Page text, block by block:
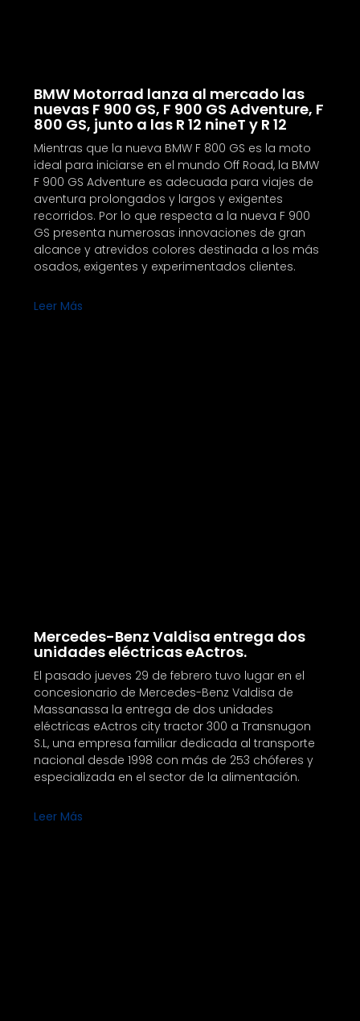
BMW Motorrad lanza al mercado las
nuevas F 900 GS, F 900 GS Adventure, F
800 GS, junto a las R 12 nineT y R 12
Mientras que la nueva BMW F 800 GS es la moto
ideal para iniciarse en el mundo Off Road, la BMW
F 900 GS Adventure es adecuada para viajes de
aventura prolongados y largos y exigentes
recorridos. Por lo que respecta a la nueva F 900
GS presenta numerosas innovaciones de gran
alcance y atrevidos colores destinada a los más
osados, exigentes y experimentados clientes.
Leer Más
Mercedes-Benz Valdisa entrega dos
unidades eléctricas eActros.
El pasado jueves 29 de febrero tuvo lugar en el
concesionario de Mercedes-Benz Valdisa de
Massanassa la entrega de dos unidades
eléctricas eActros city tractor 300 a Transnugon
S.L, una empresa familiar dedicada al transporte
nacional desde 1998 con más de 253 chóferes y
especializada en el sector de la alimentación.
Leer Más